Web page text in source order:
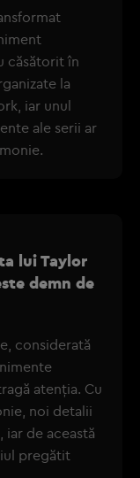
căsătorit în
la
iar unul
ale serii ar
lui Taylor
demn de
considerată
atenția. Cu
noi detalii
iar de această
pregătit